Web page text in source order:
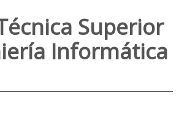
Superior
Informática